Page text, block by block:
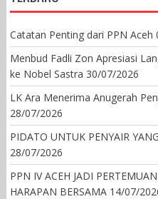
Catatan Penting dari PPN Aceh
Menbud Fadli Zon Apresiasi
ke Nobel Sastra 30/07/2026
LK Ara Menerima Anugerah
28/07/2026
PIDATO UNTUK PENYAIR
28/07/2026
PPN IV ACEH JADI
HARAPAN BERSAMA 14/07/